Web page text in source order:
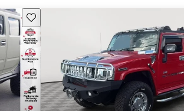
Guarda este Aviso